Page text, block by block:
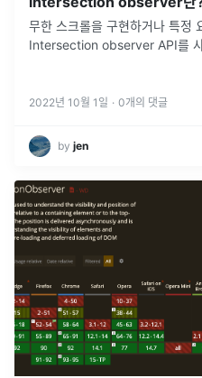
무한 스크롤을 구현하거나 특정
Intersection observer API를
2022년 10월 1일 · 0개의 댓글
by jen